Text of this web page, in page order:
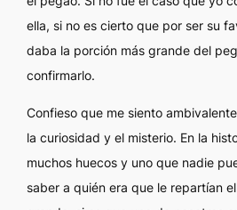
ella, si no es cierto que por ser su
daba la porción más grande del
confirmarlo.
Confieso que me siento
la curiosidad y el misterio. En la
muchos huecos y uno que nadie
saber a quién era que le repartían